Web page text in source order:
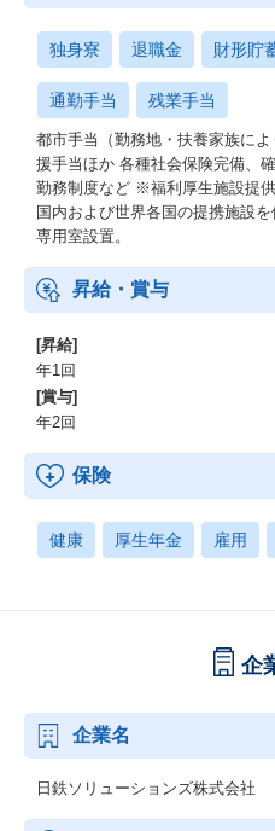
独身寮 退職金 財形貯
通勤手当 残業手当
都市手当（勤務地・扶養家族に
援手当ほか 各種社会保険完備、
勤務制度など ※福利厚生施設提
国内および世界各国の提携施設
専用室設置。
昇給・賞与
[昇給]
年1回
[賞与]
年2回
保険
健康 厚生年金 雇用
企
企業名
日鉄ソリューションズ株式会社